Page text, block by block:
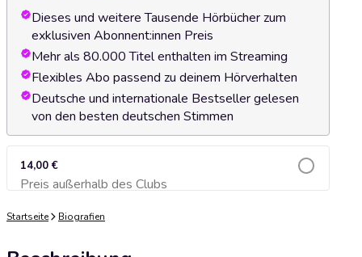
Dieses und weitere Tausende Hörbücher zum
exklusiven Abonnent:innen Preis
Mehr als 80.000 Titel enthalten im Streaming
Flexibles Abo passend zu deinem Hörverhalten
Deutsche und internationale Bestseller gelesen
von den besten deutschen Stimmen
14,00 €
Preis außerhalb des ClubsZum Warenkorb hinzufügen
Startseite Biografien